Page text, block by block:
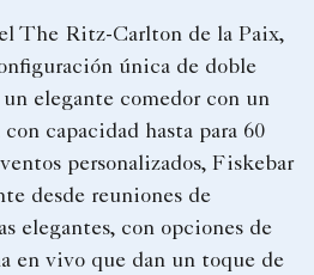
The Ritz-Carlton de la Paix,
única de doble
elegante comedor con un
capacidad hasta para 60
personalizados, Fiskebar
desde reuniones de
elegantes, con opciones de
en vivo que dan un toque de